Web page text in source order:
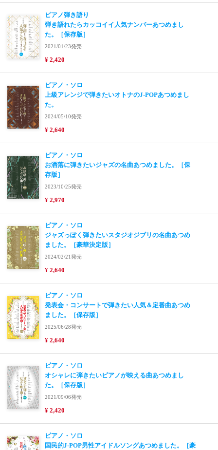
ピアノ弾き語り
弾き語れたらカッコイイ人気ナンバーあつめまし
た。［保存版］
2021/01/23発売
¥ 2,420
ピアノ・ソロ
上級アレンジで弾きたいオトナのJ-POPあつめまし
た。
2024/05/10発売
¥ 2,640
ピアノ・ソロ
お洒落に弾きたいジャズの名曲あつめました。［保
存版］
2023/10/25発売
¥ 2,970
ピアノ・ソロ
ジャズっぽく弾きたいスタジオジブリの名曲あつめ
ました。［豪華決定版］
2024/02/21発売
¥ 2,640
ピアノ・ソロ
発表会・コンサートで弾きたい人気＆定番曲あつめ
ました。［保存版］
2025/06/28発売
¥ 2,640
ピアノ・ソロ
オシャレに弾きたいピアノが映える曲あつめまし
た。［保存版］
2021/09/06発売
¥ 2,420
ピアノ・ソロ
国民的J-POP男性アイドルソングあつめました。［豪